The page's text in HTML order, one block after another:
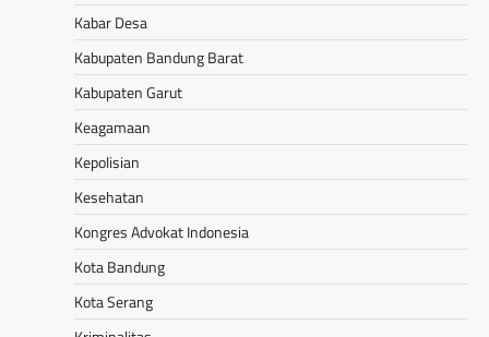
Kabar Desa
Kabupaten Bandung Barat
Kabupaten Garut
Keagamaan
Kepolisian
Kesehatan
Kongres Advokat Indonesia
Kota Bandung
Kota Serang